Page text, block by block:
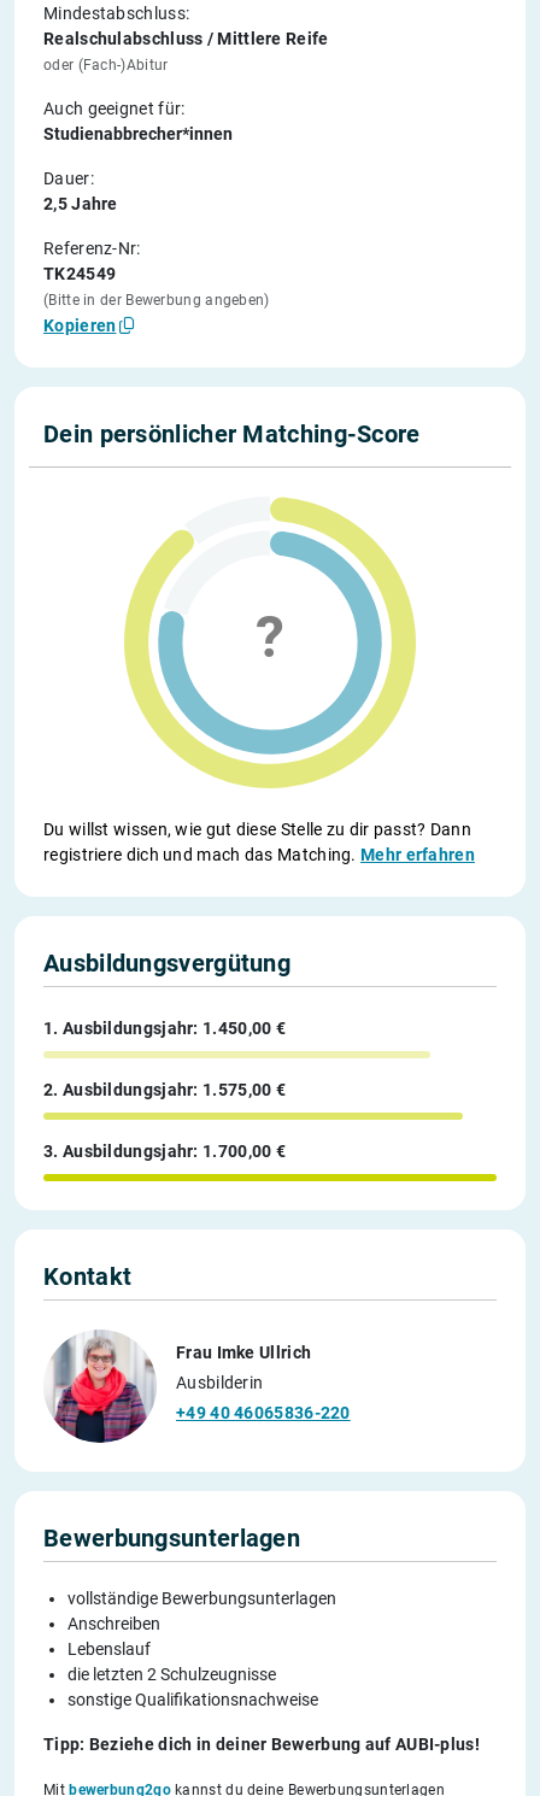
Mindestabschluss:
Realschulabschluss / Mittlere Reife
oder (Fach-)Abitur
Auch geeignet für:
Studienabbrecher*innen
Dauer:
2,5 Jahre
Referenz-Nr:
TK24549
(Bitte in der Bewerbung angeben)
Kopieren
Dein persönlicher Matching-Score
Du willst wissen, wie gut diese Stelle zu dir passt? Dann
registriere dich und mach das Matching.Mehr erfahren
Ausbildungsvergütung
1. Ausbildungsjahr: 1.450,00 €
2. Ausbildungsjahr: 1.575,00 €
3. Ausbildungsjahr: 1.700,00 €
Kontakt
Frau Imke Ullrich
Ausbilderin
+49 40 46065836-220
Bewerbungsunterlagen
vollständige Bewerbungsunterlagen
Anschreiben
Lebenslauf
die letzten 2 Schulzeugnisse
sonstige Qualifikationsnachweise
Tipp: Beziehe dich in deiner Bewerbung auf AUBI-plus!
Mitbewerbung2gokannst du deine Bewerbungsunterlagen